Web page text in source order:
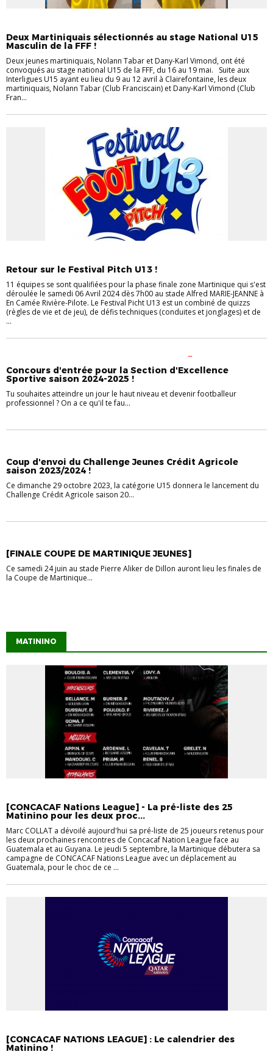
Deux Martiniquais sélectionnés au stage National U15
Masculin de la FFF !
Deux jeunes martiniquais, Nolann Tabar et Dany-Karl Vimond, ont été
convoqués au stage national U15 de la FFF, du 16 au 19 mai. Suite aux
Interligues U15 ayant eu lieu du 9 au 12 avril à Clairefontaine, les deux
martiniquais, Nolann Tabar (Club Franciscain) et Dany-Karl Vimond (Club
Fran...
Retour sur le Festival Pitch U13 !
11 équipes se sont qualifiées pour la phase finale zone Martinique qui s'est
déroulée le samedi 06 Avril 2024 dès 7h00 au stade Alfred MARIE-JEANNE à
En Camée Rivière-Pilote. Le Festival Picht U13 est un combiné de quizzs
(règles de vie et de jeu), de défis techniques (conduites et jonglages) et de
...
Concours d'entrée pour la Section d'Excellence
Sportive saison 2024-2025 !
Tu souhaites atteindre un jour le haut niveau et devenir footballeur
professionnel ? On a ce qu'il te fau...
Coup d'envoi du Challenge Jeunes Crédit Agricole
saison 2023/2024 !
Ce dimanche 29 octobre 2023, la catégorie U15 donnera le lancement du
Challenge Crédit Agricole saison 20...
[FINALE COUPE DE MARTINIQUE JEUNES]
Ce samedi 24 juin au stade Pierre Aliker de Dillon auront lieu les finales de
la Coupe de Martinique...
MATININO
[CONCACAF Nations League] - La pré-liste des 25
Matinino pour les deux proc...
Marc COLLAT a dévoilé aujourd'hui sa pré-liste de 25 joueurs retenus pour
les deux prochaines rencontres de Concacaf Nation League face au
Guatemala et au Guyana. Le jeudi 5 septembre, la Martinique débutera sa
campagne de CONCACAF Nations League avec un déplacement au
Guatemala, pour le choc de ce ...
[CONCACAF NATIONS LEAGUE] : Le calendrier des
Matinino !